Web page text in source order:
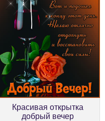
Красивая открытка
добрый вечер